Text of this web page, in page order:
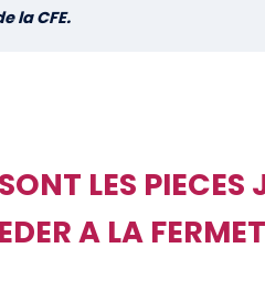
la CFE.
LES
A LA